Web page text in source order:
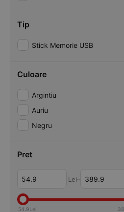
Tip
Stick Memorie USB
Culoare
Argintiu
Auriu
Negru
Pret
Lei–
54.9Lei